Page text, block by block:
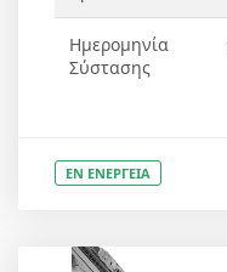
Ημερομηνία
Σύστασης
ΕΝ ΕΝΕΡΓΕΙΑ